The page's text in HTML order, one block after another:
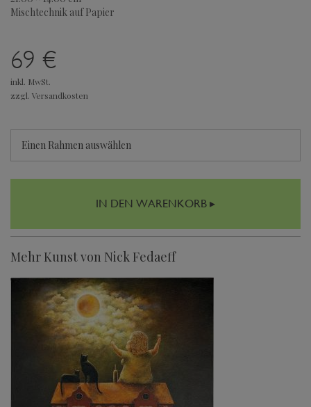
Mischtechnik auf Papier
69 €
inkl. MwSt.
zzgl. Versandkosten
Einen Rahmen auswählen
IN DEN WARENKORB ▸
Mehr Kunst von Nick Fedaeff